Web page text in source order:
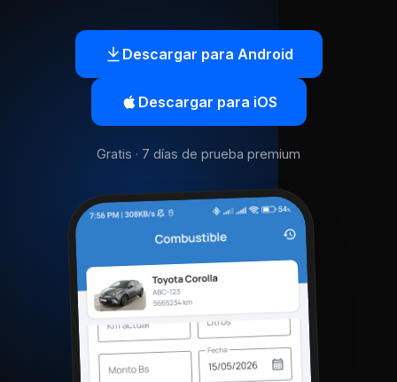
Descargar para Android
Descargar para iOS
Gratis · 7 días de prueba premium